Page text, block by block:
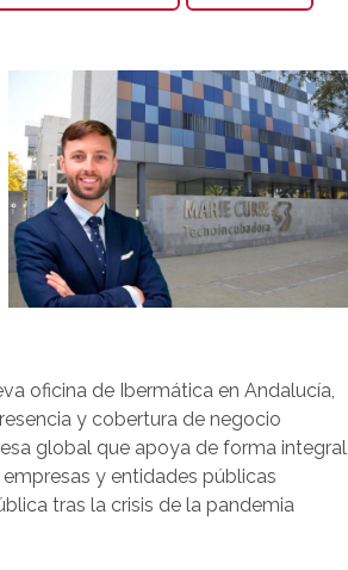
oficina de Ibermática en Andalucía,
y cobertura de negocio
global que apoya de forma integral
y entidades públicas
tras la crisis de la pandemia